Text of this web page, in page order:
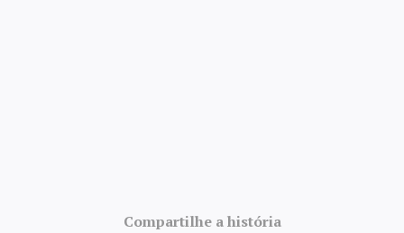
Compartilhe a história